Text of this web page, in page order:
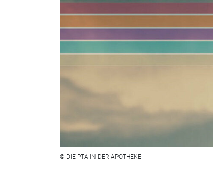
© DIE PTA IN DER APOTHEKE